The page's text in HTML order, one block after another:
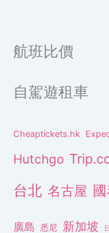
航班比價
自駕遊租車
Cheaptickets.hk
Hutchgo
台北 名古屋
廣島 悉尼 新加坡